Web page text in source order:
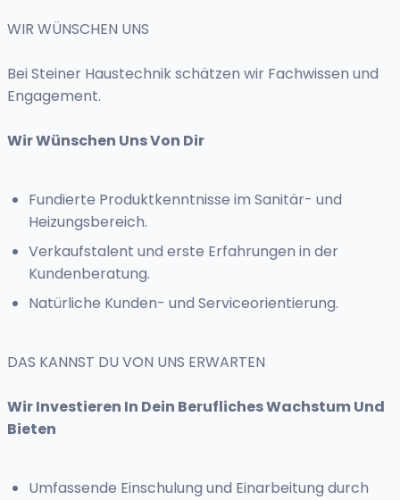
WIR WÜNSCHEN UNS
Bei Steiner Haustechnik schätzen wir Fachwissen und
Engagement.
Wir Wünschen Uns Von Dir
Fundierte Produktkenntnisse im Sanitär- und
Heizungsbereich.
Verkaufstalent und erste Erfahrungen in der
Kundenberatung.
Natürliche Kunden- und Serviceorientierung.
DAS KANNST DU VON UNS ERWARTEN
Wir Investieren In Dein Berufliches Wachstum Und
Bieten
Umfassende Einschulung und Einarbeitung durch